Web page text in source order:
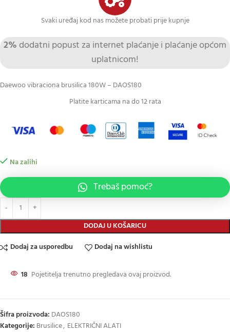
Svaki uređaj kod nas možete probati prije kupnje
2% dodatni popust za internet plaćanje i plaćanje općom
uplatnicom!
Daewoo vibraciona brusilica 180W – DAOS180
Platite karticama na do 12 rata
Na zalihi
DODAJ U KOŠARICU
Trebaš pomoć?
Dodaj za usporedbu Dodaj na wishlistu
18 Pojetitelja trenutno pregledava ovaj proizvod.
Šifra proizvoda: DAOS180
Kategorije: Brusilice, ELEKTRIČNI ALATI